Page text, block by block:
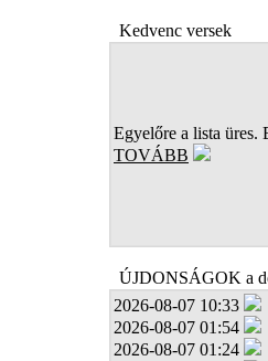
Kedvenc versek
Egyelőre a lista üres.
TOVÁBB
ÚJDONSÁGOK a
2026-08-07 10:33
2026-08-07 01:54
2026-08-07 01:24